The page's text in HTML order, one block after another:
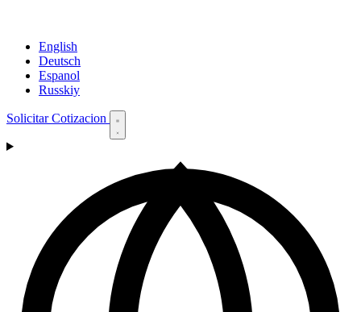
English
Deutsch
Espanol
Russkiy
Solicitar Cotizacion